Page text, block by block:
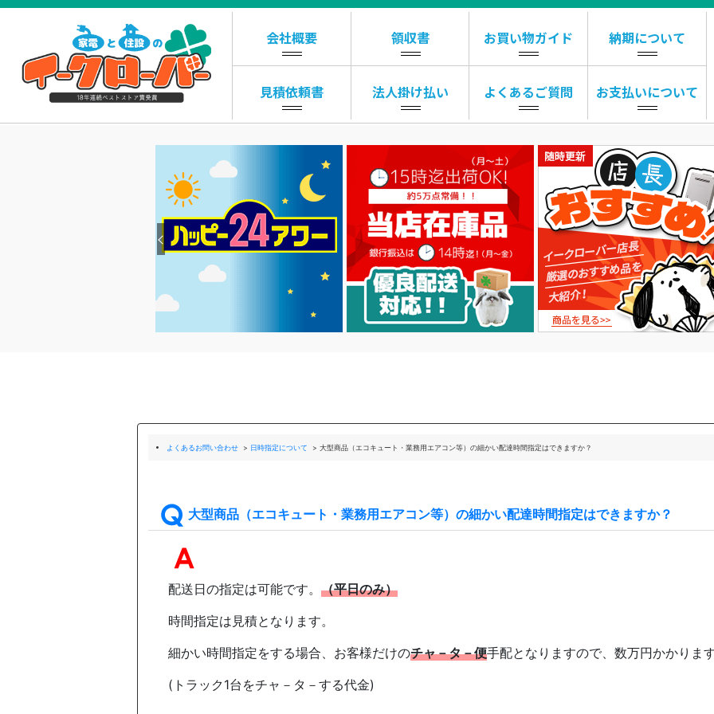
よくあるお問い合わせ > 日時指定について > 大型商品（エコキュート・業務用エアコン等）の細かい配達時間指定はできますか？
大型商品（エコキュート・業務用エアコン等）の細かい配達時間指定はできますか？
配送日の指定は可能です。 （平日のみ）
時間指定は見積となります。
細かい時間指定をする場合、お客様だけのチャ－タ－便手配となりますので、数万円かかりま
(トラック1台をチャ－タ－する代金)